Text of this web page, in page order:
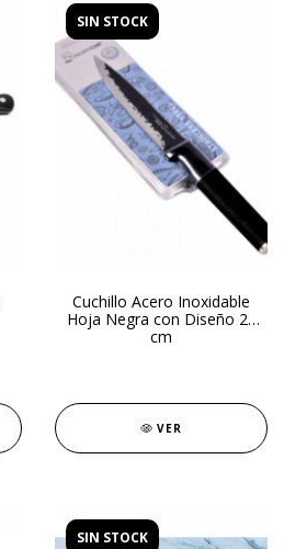
SIN STOCK
Cuchillo Acero Inoxidable
Hoja Negra con Diseño 24
cm
VER
SIN STOCK